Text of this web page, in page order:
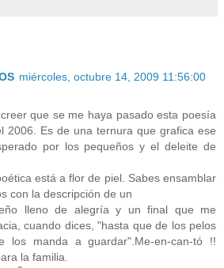
miércoles, octubre 14, 2009 11:56:00
que se me haya pasado esta poesía
2006. Es de una ternura que grafica ese
por los pequeños y el deleite de
está a flor de piel. Sabes ensamblar
con la descripción de un
lleno de alegría y un final que me
cuando dices, "hasta que de los pelos
los manda a guardar".Me-en-can-tó !!
la familia.